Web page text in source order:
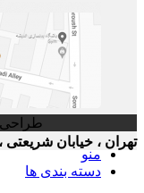
، خیابان شریعتی ،
طراحی و
منو
دسته بندی ها